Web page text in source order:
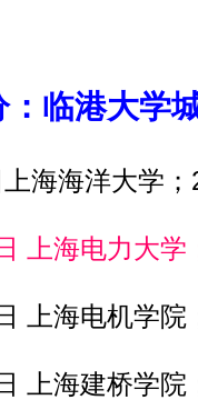
：临港大学
海海洋大学
上海电力大学
上海电机学院
上海建桥学院